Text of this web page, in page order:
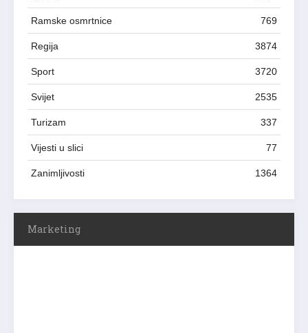
Ramske osmrtnice 769
Regija 3874
Sport 3720
Svijet 2535
Turizam 337
Vijesti u slici 77
Zanimljivosti 1364
Marketing